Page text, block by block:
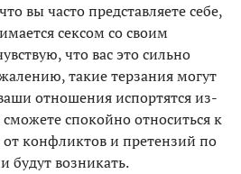
вы часто представляете себе,
сексом со своим
что вас это сильно
такие терзания могут
отношения испортятся из-
спокойно относиться к
от конфликтов и претензий по
будут возникать.